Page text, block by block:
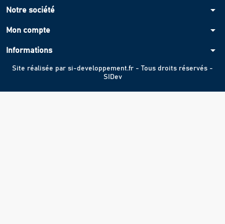
Notre société arrow_drop_down
Mon compte arrow_drop_down
Informations arrow_drop_down
Site réalisée par si-developpement.fr - Tous droits réservés -
SIDev